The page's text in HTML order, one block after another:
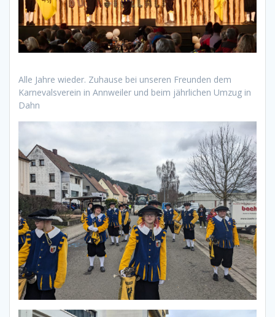
Alle Jahre wieder. Zuhause bei unseren Freunden dem
Karnevalsverein in Annweiler und beim jährlichen Umzug in
Dahn